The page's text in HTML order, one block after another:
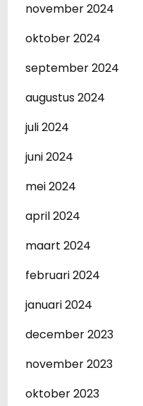
november 2024
oktober 2024
september 2024
augustus 2024
juli 2024
juni 2024
mei 2024
april 2024
maart 2024
februari 2024
januari 2024
december 2023
november 2023
oktober 2023